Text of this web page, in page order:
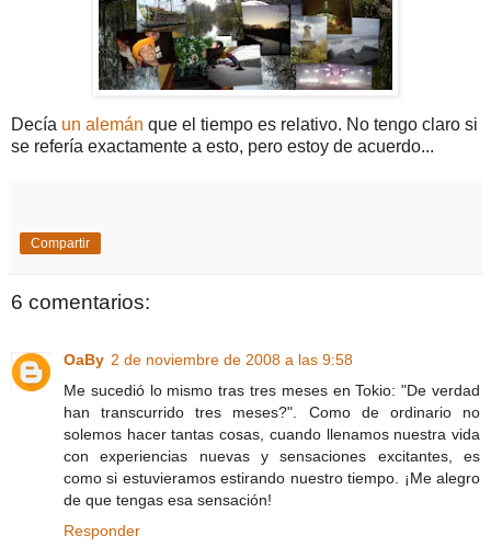
Decía un alemán que el tiempo es relativo. No tengo claro si
se refería exactamente a esto, pero estoy de acuerdo...
Compartir
6 comentarios:
OaBy 2 de noviembre de 2008 a las 9:58
Me sucedió lo mismo tras tres meses en Tokio: "De verdad
han transcurrido tres meses?". Como de ordinario no
solemos hacer tantas cosas, cuando llenamos nuestra vida
con experiencias nuevas y sensaciones excitantes, es
como si estuvieramos estirando nuestro tiempo. ¡Me alegro
de que tengas esa sensación!
Responder